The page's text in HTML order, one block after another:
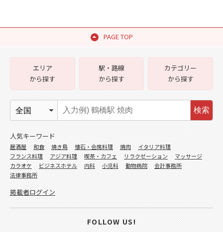
PAGE TOP
エリア
から探す
駅・路線
から探す
カテゴリー
から探す
検索
人気キーワード
居酒屋 和食 焼き鳥 懐石・会席料理 焼肉
イタリア料理
フランス料理
アジア料理 喫茶・カフェ リラクゼーション
マッサージ
カラオケ
ビジネスホテル 内科 小児科 動物病院
会計事務所
法律事務所
掲載者ログイン
FOLLOW US!